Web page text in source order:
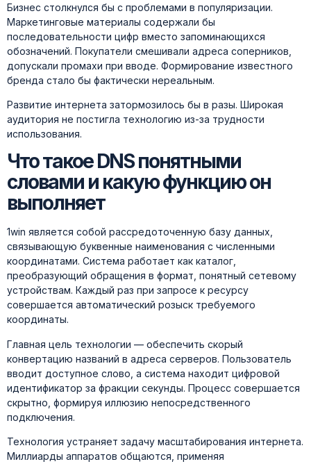
Бизнес столкнулся бы с проблемами в популяризации.
Маркетинговые материалы содержали бы
последовательности цифр вместо запоминающихся
обозначений. Покупатели смешивали адреса соперников,
допускали промахи при вводе. Формирование известного
бренда стало бы фактически нереальным.
Развитие интернета затормозилось бы в разы. Широкая
аудитория не постигла технологию из-за трудности
использования.
Что такое DNS понятными
словами и какую функцию он
выполняет
1win является собой рассредоточенную базу данных,
связывающую буквенные наименования с численными
координатами. Система работает как каталог,
преобразующий обращения в формат, понятный сетевому
устройствам. Каждый раз при запросе к ресурсу
совершается автоматический розыск требуемого
координаты.
Главная цель технологии — обеспечить скорый
конвертацию названий в адреса серверов. Пользователь
вводит доступное слово, а система находит цифровой
идентификатор за фракции секунды. Процесс совершается
скрытно, формируя иллюзию непосредственного
подключения.
Технология устраняет задачу масштабирования интернета.
Миллиарды аппаратов общаются, применяя